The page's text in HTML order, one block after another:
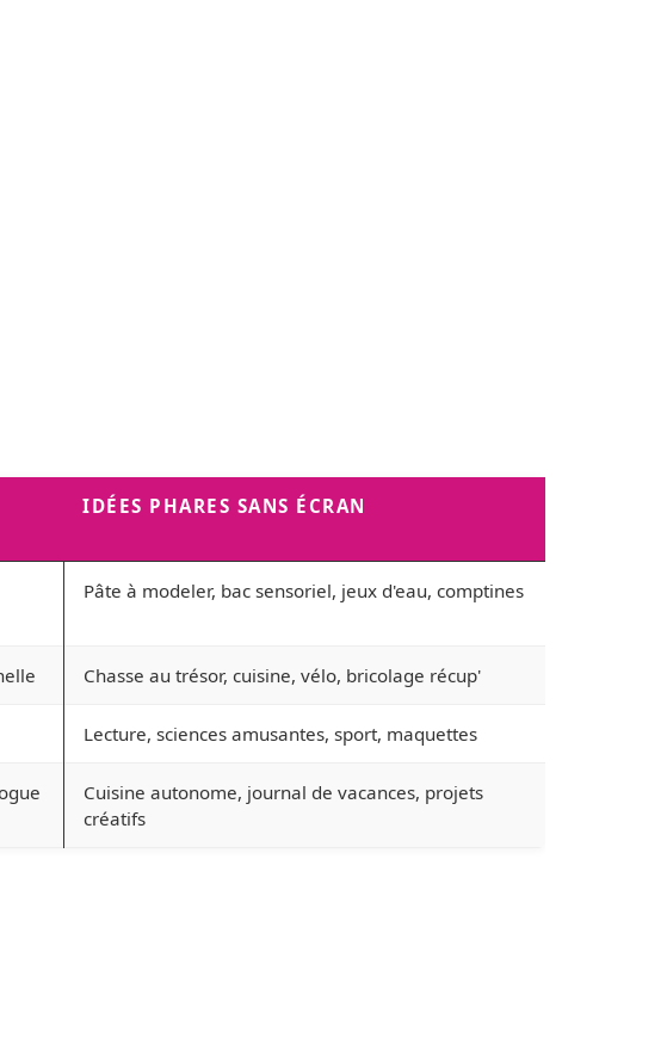
IDÉES PHARES SANS ÉCRAN
Pâte à modeler, bac sensoriel, jeux d'eau, comptines
Chasse au trésor, cuisine, vélo, bricolage récup'
Lecture, sciences amusantes, sport, maquettes
Cuisine autonome, journal de vacances, projets
créatifs